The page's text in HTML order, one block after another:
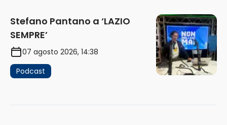
Stefano Pantano a ‘LAZIO
SEMPRE’
07 agosto 2026, 14:38
Podcast